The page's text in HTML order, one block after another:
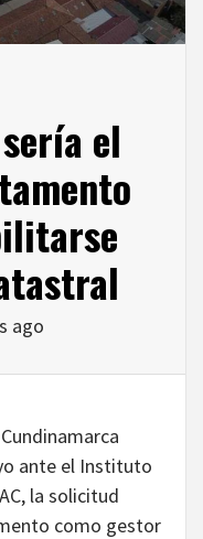
el
ago
ante el Instituto
la solicitud
como gestor